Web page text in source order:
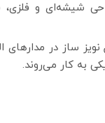
شیشه‌ای و فلزی،
نویز ساز در
به کار می‌روند.